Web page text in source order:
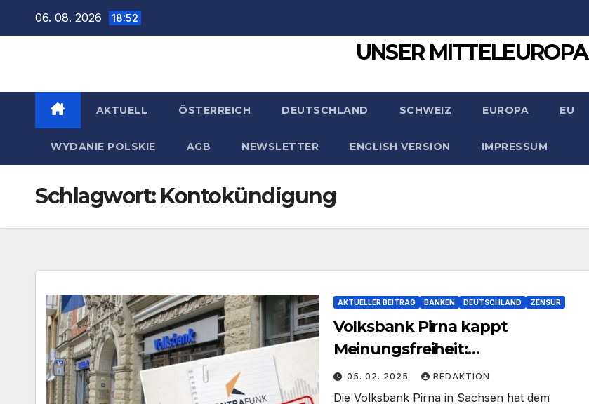
06. 08. 2026 18:52
UNSER MITTELEUROPA
AKTUELL ÖSTERREICH DEUTSCHLAND SCHWEIZ EUROPA EU
WYDANIE POLSKIE AGB NEWSLETTER ENGLISH VERSION IMPRESSUM
Schlagwort: Kontokündigung
AKTUELLER BEITRAG BANKEN DEUTSCHLAND ZENSUR
Volksbank Pirna kappt
Meinungsfreiheit:
Kontokündigung bei Kontrafunk
05. 02. 2025 REDAKTION
Die Volksbank Pirna in Sachsen hat dem